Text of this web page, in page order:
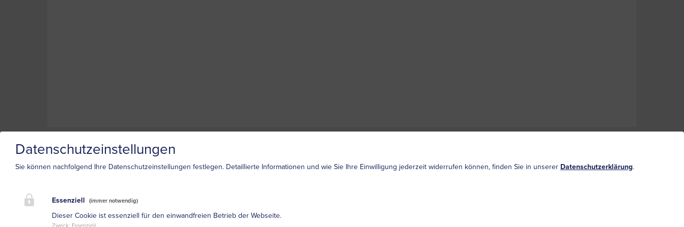
Datenschutzeinstellungen
Sie können nachfolgend Ihre Datenschutzeinstellungen festlegen. Detaillierte Informationen und wie Sie Ihre Einwilligung jederzeit widerrufen können, finden Sie in unserer Datenschutzerklärung.
Essenziell (immer notwendig)
Dieser Cookie ist essenziell für den einwandfreien Betrieb der Webseite.